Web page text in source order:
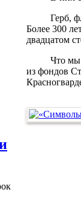
Герб, флаг
Более 300
двадцатом
Что мы
из фондов